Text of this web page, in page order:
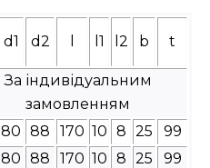
d1 d2 l1 l2 b t
За індивідуальним
замовленням
80 88 170 10 8 25
99
80 88 170 10 8 25 99